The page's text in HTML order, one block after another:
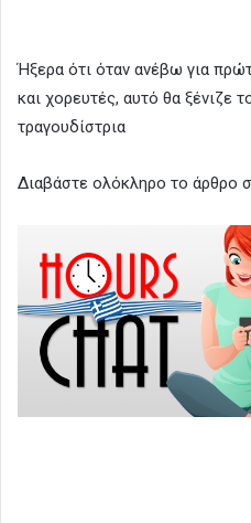
Ήξερα ότι όταν ανέβω για
και χορευτές, αυτό θα ξένιζε
τραγουδίστρια
Διαβάστε ολόκληρο το άρθρο